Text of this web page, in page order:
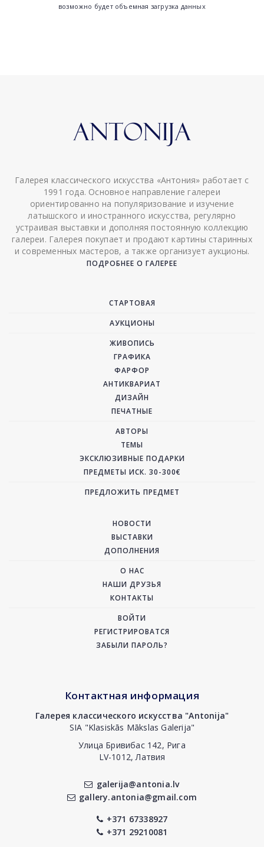
возможно будет объемная загрузка данных
Галерея классического искусства «Антония» работает с
1991 года. Основное направление галереи
ориентированно на популяризование и изучение
латышского и иностранного искусства, регулярно
устраивая выставки и дополняя постоянную коллекцию
галереи. Галерея покупает и продают картины старинных
и современных мастеров, а также организует аукционы.
ПОДРОБНЕЕ О ГАЛЕРЕЕ
СТАРТОВАЯ
АУКЦИОНЫ
ЖИВОПИСЬ
ГРАФИКА
ФАРФОР
АНТИКВАРИАТ
ДИЗАЙН
ПЕЧАТНЫЕ
АВТОРЫ
ТЕМЫ
ЭКСКЛЮЗИВНЫЕ ПОДАРКИ
ПРЕДМЕТЫ ИСК. 30-300€
ПРЕДЛОЖИТЬ ПРЕДМЕТ
НОВОСТИ
ВЫСТАВКИ
ДОПОЛНЕНИЯ
О НАС
НАШИ ДРУЗЬЯ
КОНТАКТЫ
ВОЙТИ
РЕГИСТРИРОВАТСЯ
ЗАБЫЛИ ПАРОЛЬ?
Контактная информация
Галерея классического искусства "Antonija"
SIA "Klasiskās Mākslas Galerija"
Улица Бривибас 142, Рига
LV-1012, Латвия
galerija@antonia.lv
gallery.antonia@gmail.com
+371 67338927
+371 29210081